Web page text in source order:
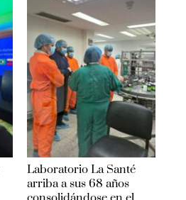
Laboratorio La Santé
arriba a sus 68 años